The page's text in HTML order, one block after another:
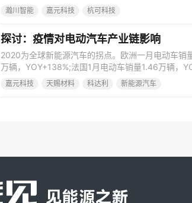
只科创板股票全线飘红。4只锂电股中，瀚川智能涨
瀚川智能 嘉元科技 杭可科技
探讨：疫情对电动汽车产业链影响
2020为全球新能源汽车的拐点。欧洲一月电动车销
万辆，YOY+138%;法国1月电动车销量1.46万辆，
辆，YOY+146%。同时国产特斯拉逐步放量，行业
嘉元科技 天赐材料 科达利 新能源汽车